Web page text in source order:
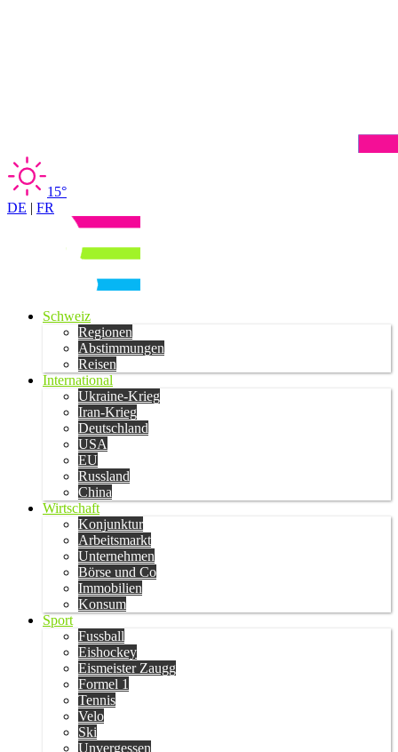
15°
DE | FR
Schweiz
Regionen
Abstimmungen
Reisen
International
Ukraine-Krieg
Iran-Krieg
Deutschland
USA
EU
Russland
China
Wirtschaft
Konjunktur
Arbeitsmarkt
Unternehmen
Börse und Co
Immobilien
Konsum
Sport
Fussball
Eishockey
Eismeister Zaugg
Formel 1
Tennis
Velo
Ski
Unvergessen